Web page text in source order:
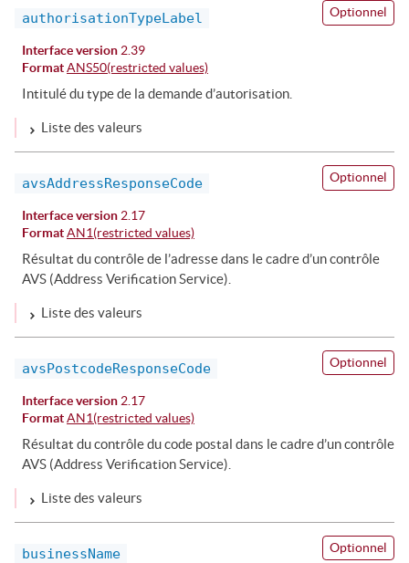
authorisationTypeLabel Optionnel
Interface version 2.39
Format ANS50(restricted values)
Intitulé du type de la demande d’autorisation.
Liste des valeurs
avsAddressResponseCode Optionnel
Interface version 2.17
Format AN1(restricted values)
Résultat du contrôle de l’adresse dans le cadre d’un contrôle
AVS (Address Verification Service).
Liste des valeurs
avsPostcodeResponseCode Optionnel
Interface version 2.17
Format AN1(restricted values)
Résultat du contrôle du code postal dans le cadre d’un contrôle
AVS (Address Verification Service).
Liste des valeurs
businessName Optionnel